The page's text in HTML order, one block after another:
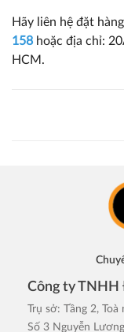
Hãy liên hệ đặt
158hoặc địa chỉ:
HCM.
Công ty TNHH
Trụ sở: Tầng 2,
Số 3 Nguyễn